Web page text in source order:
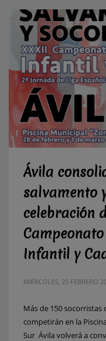
Ávila
salvamento
celebración
Infantil y
MIÉRCOLES, 25 FEBRERO
Más de 150
competirán en la
Sur Ávila volverá a